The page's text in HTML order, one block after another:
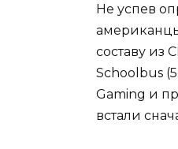
Не успев
составу из
Schoolbus
Gaming и
встали